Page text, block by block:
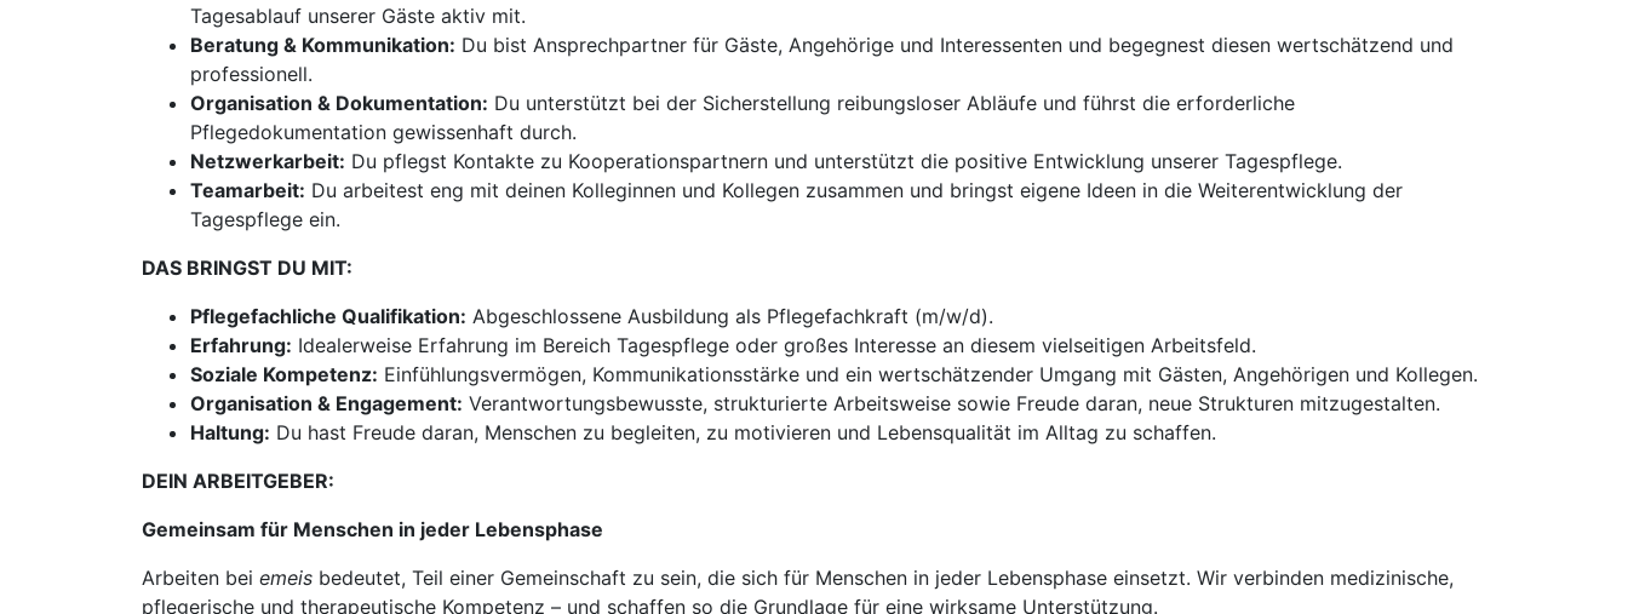
Tagesablauf unserer Gäste aktiv mit.
Beratung & Kommunikation: Du bist Ansprechpartner für Gäste, Angehörige und Interessenten und begegnest diesen wertschätzend und
professionell.
Organisation & Dokumentation: Du unterstützt bei der Sicherstellung reibungsloser Abläufe und führst die erforderliche
Pflegedokumentation gewissenhaft durch.
Netzwerkarbeit: Du pflegst Kontakte zu Kooperationspartnern und unterstützt die positive Entwicklung unserer Tagespflege.
Teamarbeit: Du arbeitest eng mit deinen Kolleginnen und Kollegen zusammen und bringst eigene Ideen in die Weiterentwicklung der
Tagespflege ein.
DAS BRINGST DU MIT:
Pflegefachliche Qualifikation: Abgeschlossene Ausbildung als Pflegefachkraft (m/w/d).
Erfahrung: Idealerweise Erfahrung im Bereich Tagespflege oder großes Interesse an diesem vielseitigen Arbeitsfeld.
Soziale Kompetenz: Einfühlungsvermögen, Kommunikationsstärke und ein wertschätzender Umgang mit Gästen, Angehörigen und Kollegen.
Organisation & Engagement: Verantwortungsbewusste, strukturierte Arbeitsweise sowie Freude daran, neue Strukturen mitzugestalten.
Haltung: Du hast Freude daran, Menschen zu begleiten, zu motivieren und Lebensqualität im Alltag zu schaffen.
DEIN ARBEITGEBER:
Gemeinsam für Menschen in jeder Lebensphase
Arbeiten bei emeis bedeutet, Teil einer Gemeinschaft zu sein, die sich für Menschen in jeder Lebensphase einsetzt. Wir verbinden medizinische,
pflegerische und therapeutische Kompetenz – und schaffen so die Grundlage für eine wirksame Unterstützung.